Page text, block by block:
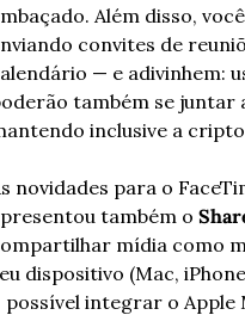
Além disso,
convites de
— e adivinhem:
também se juntar
inclusive a
novidades para o
também o
mídia como
dispositivo (Mac,
possível integrar o Apple